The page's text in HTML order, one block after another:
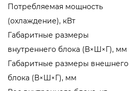
Потребляемая мощность
(охлаждение), кВт
Габаритные размеры
внутреннего блока (В×Ш×Г), мм
Габаритные размеры внешнего
блока (В×Ш×Г), мм